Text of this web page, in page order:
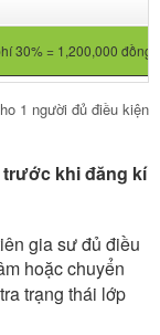
30% = 1,200,000 đồng)
1 người đủ điều kiện
khi đăng kí
gia sư đủ điều
hoặc chuyển
trạng thái lớp